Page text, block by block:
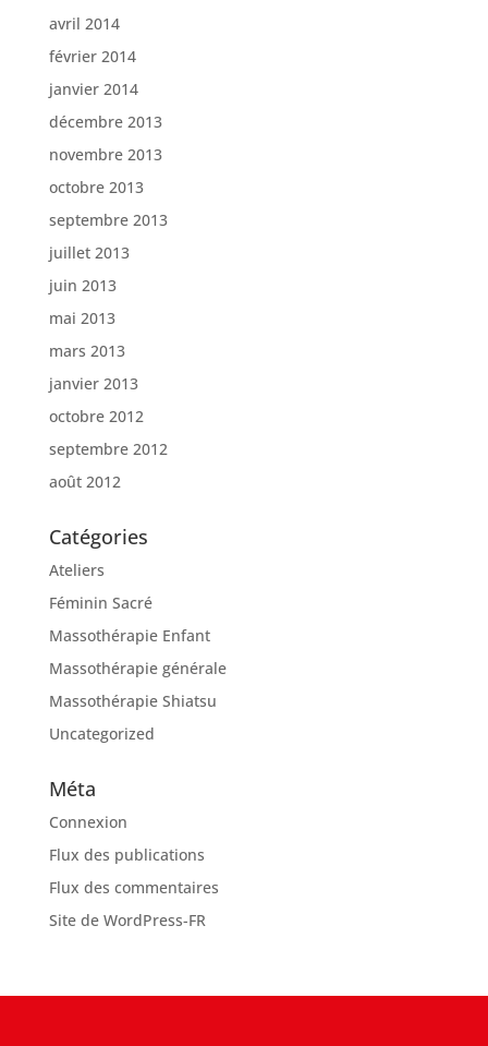
avril 2014
février 2014
janvier 2014
décembre 2013
novembre 2013
octobre 2013
septembre 2013
juillet 2013
juin 2013
mai 2013
mars 2013
janvier 2013
octobre 2012
septembre 2012
août 2012
Catégories
Ateliers
Féminin Sacré
Massothérapie Enfant
Massothérapie générale
Massothérapie Shiatsu
Uncategorized
Méta
Connexion
Flux des publications
Flux des commentaires
Site de WordPress-FR